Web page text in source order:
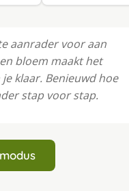
aanrader voor aan
bloem maakt het
klaar. Benieuwd hoe
stap voor stap.